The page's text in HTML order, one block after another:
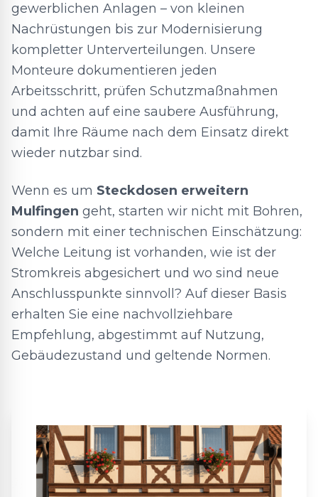
gewerblichen Anlagen – von kleinen
Nachrüstungen bis zur Modernisierung
kompletter Unterverteilungen. Unsere
Monteure dokumentieren jeden
Arbeitsschritt, prüfen Schutzmaßnahmen
und achten auf eine saubere Ausführung,
damit Ihre Räume nach dem Einsatz direkt
wieder nutzbar sind.
Wenn es um Steckdosen erweitern
Mulfingen geht, starten wir nicht mit Bohren,
sondern mit einer technischen Einschätzung:
Welche Leitung ist vorhanden, wie ist der
Stromkreis abgesichert und wo sind neue
Anschlusspunkte sinnvoll? Auf dieser Basis
erhalten Sie eine nachvollziehbare
Empfehlung, abgestimmt auf Nutzung,
Gebäudezustand und geltende Normen.